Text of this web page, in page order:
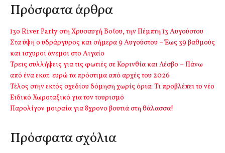
Πρόσφατα άρθρα
13o River Party στη Χρυσαυγή Βοΐου, την Πέμπτη 13 Αυγούστου
Στα ύψη ο υδράργυρος και σήμερα 9 Αυγούστου – Έως 39 βαθμούς
και ισχυροί άνεμοι στο Αιγαίο
Τρεις συλλήψεις για τις φωτιές σε Κορινθία και Λέσβο – Πάνω
από ένα εκατ. ευρώ τα πρόστιμα από αρχές του 2026
Τέλος στην εκτός σχεδίου δόμηση χωρίς όρια: Τι προβλέπει το νέο
Ειδικό Χωροταξικό για τον τουρισμό
Παρολίγον μοιραία για 8χρονο βουτιά στη θάλασσα!
Πρόσφατα σχόλια